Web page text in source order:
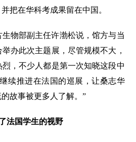
把在华科考成果留在中国。
部副主任许渤松说，馆方与当
办此次主题展，尽管规模不大，
，不少人都是第一次知晓这段中
续推进在法国的巡展，让桑志华
故事被更多人了解。”
法国学生的视野